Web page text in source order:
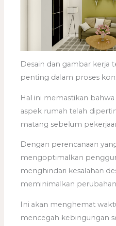
Desain dan gambar kerja
penting dalam proses
Hal ini memastikan
aspek rumah telah
matang sebelum
Dengan perencanaan
mengoptimalkan
menghindari kesalahan
meminimalkan
Ini akan menghemat
mencegah kebingungan